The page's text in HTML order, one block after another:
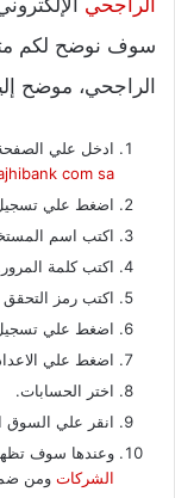
الراجحي
سوف نوضح لكم
الراجحي، موضح
ادخل علي
com sa
اضغط علي
اكتب اسم
اكتب كلمة
اكتب رمز
اضغط علي
اضغط علي
اختر الحسابات.
انقر علي السوق
وعندها سوف
الشركات ومن